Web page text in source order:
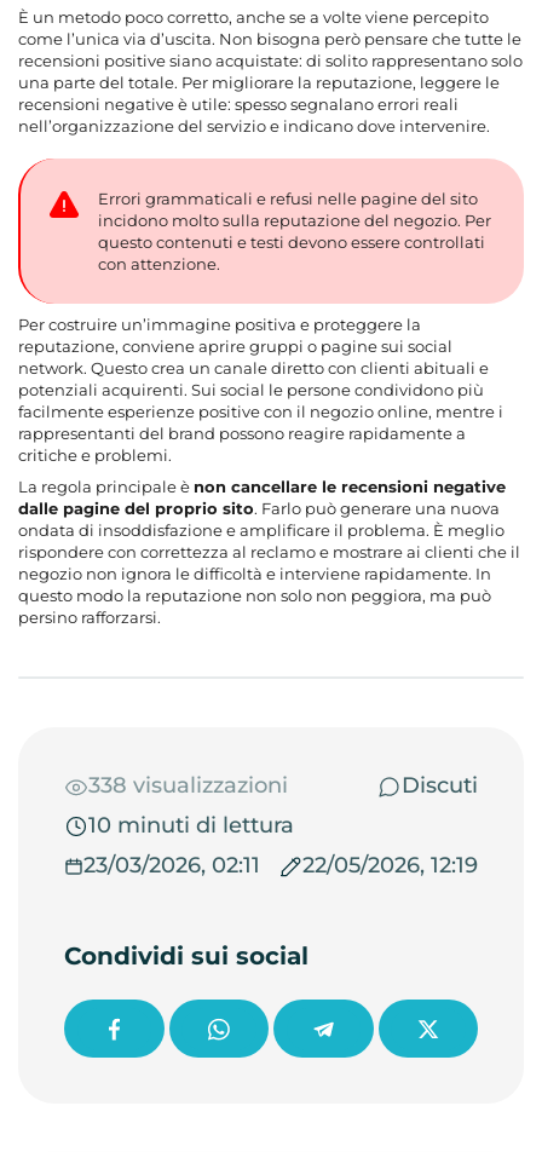
È un metodo poco corretto, anche se a volte viene percepito
come l’unica via d’uscita. Non bisogna però pensare che tutte le
recensioni positive siano acquistate: di solito rappresentano solo
una parte del totale. Per migliorare la reputazione, leggere le
recensioni negative è utile: spesso segnalano errori reali
nell’organizzazione del servizio e indicano dove intervenire.
Errori grammaticali e refusi nelle pagine del sito
incidono molto sulla reputazione del negozio. Per
questo contenuti e testi devono essere controllati
con attenzione.
Per costruire un’immagine positiva e proteggere la
reputazione, conviene aprire gruppi o pagine sui social
network. Questo crea un canale diretto con clienti abituali e
potenziali acquirenti. Sui social le persone condividono più
facilmente esperienze positive con il negozio online, mentre i
rappresentanti del brand possono reagire rapidamente a
critiche e problemi.
La regola principale è non cancellare le recensioni negative
dalle pagine del proprio sito. Farlo può generare una nuova
ondata di insoddisfazione e amplificare il problema. È meglio
rispondere con correttezza al reclamo e mostrare ai clienti che il
negozio non ignora le difficoltà e interviene rapidamente. In
questo modo la reputazione non solo non peggiora, ma può
persino rafforzarsi.
338 visualizzazioni
Discuti
10 minuti di lettura
23/03/2026, 02:11
22/05/2026, 12:19
Condividi sui social